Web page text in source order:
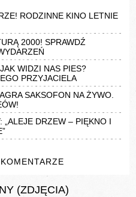
RODZINNE KINO LETNIE
2000! SPRAWDŹ
WIDZI NAS PIES?
PRZYJACIELA
SAKSOFON NA ŻYWO.
DRZEW – PIĘKNO I
(ZDJĘCIA)